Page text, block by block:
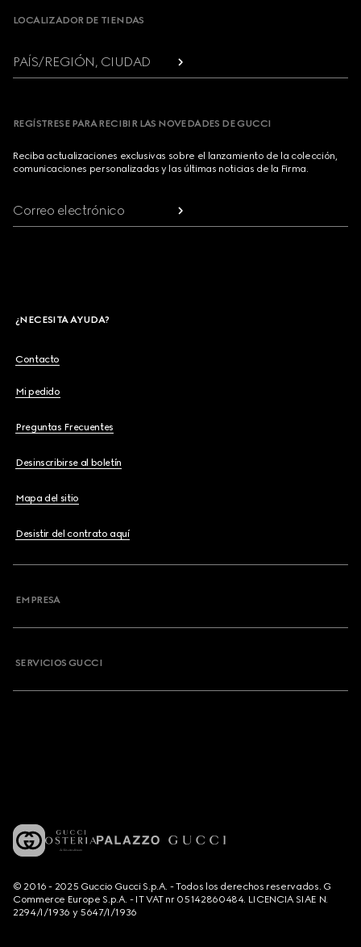
LOCALIZADOR DE TIENDAS
PAÍS/REGIÓN, CIUDAD
REGÍSTRESE PARA RECIBIR LAS NOVEDADES DE GUCCI
Reciba actualizaciones exclusivas sobre el lanzamiento de la colección,
comunicaciones personalizadas y las últimas noticias de la Firma.
Correo electrónico
¿NECESITA AYUDA?
Contacto
Mi pedido
Preguntas Frecuentes
Desinscribirse al boletín
Mapa del sitio
Desistir del contrato aquí
EMPRESA
SERVICIOS GUCCI
© 2016 - 2025 Guccio Gucci S.p.A. - Todos los derechos reservados. G
Commerce Europe S.p.A. - IT VAT nr 05142860484. LICENCIA SIAE N.
2294/I/1936 y 5647/I/1936